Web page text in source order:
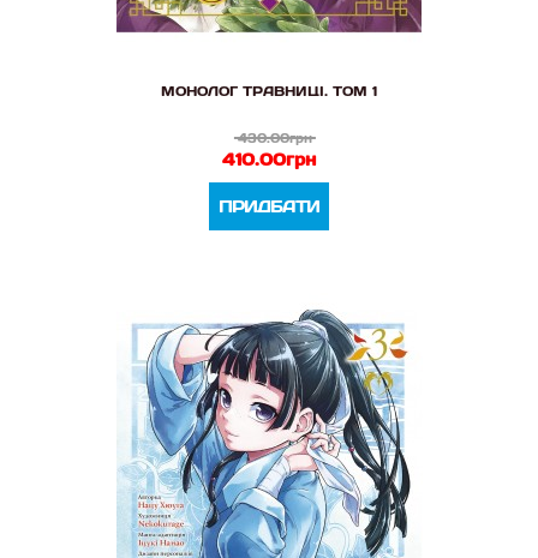
МОНОЛОГ ТРАВНИЦІ. ТОМ 1
430.00грн
410.00грн
ПРИДБАТИ